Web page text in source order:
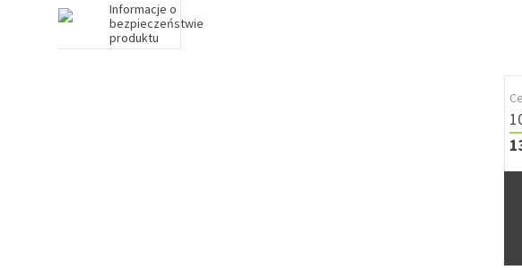
Informacje o
bezpieczeństwie
produktu